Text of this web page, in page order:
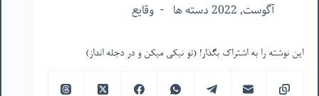
آگوست, 2022 دسته ها وقایع
این نوشته را به اشتراک بگذار! (تو نیکی میکن و در دجله انداز)